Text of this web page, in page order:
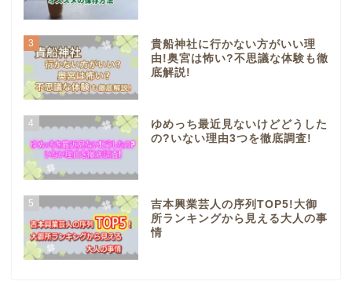
3
貴船神社に行かない方がいい理
由!奥宮は怖い?不思議な体験も徹
底解説!
4
ゆめっち最近見ないけどどうした
の?いない理由3つを徹底調査!
5
吉本興業芸人の序列TOP5!大御
所ランキングから見える大人の事
情